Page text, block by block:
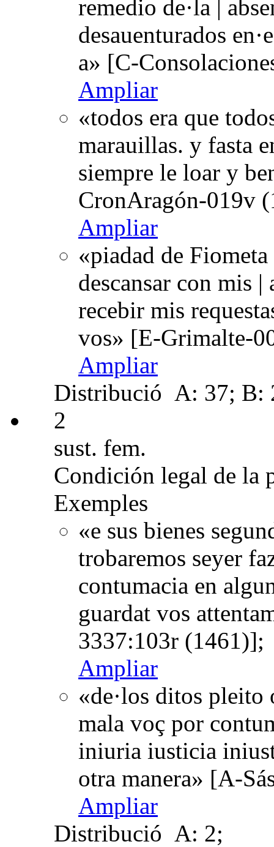
remedio de·la |
desauenturados
a» [C-
Ampliar
«todos era que
marauillas. y fasta
siempre le loar y
CronAragón-019v
Ampliar
«piadad de
descansar con mis
recebir mis
vos» [E-Grimalte-
Ampliar
Distribució A: 37; B:
2
sust. fem.
Condición legal de la
Exemples
«e sus bienes
trobaremos seyer
contumacia en
guardat vos
3337:103r (1461)];
Ampliar
«de·los ditos pleito
mala voç por
iniuria iusticia
otra manera» [A-
Ampliar
Distribució A: 2;